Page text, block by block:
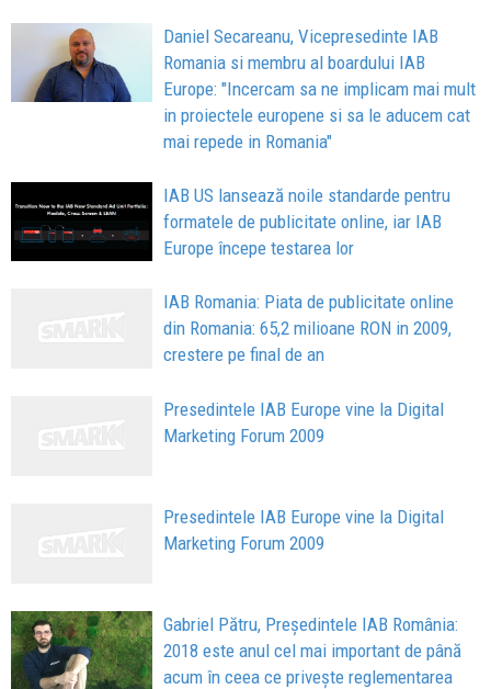
Daniel Secareanu, Vicepresedinte IAB
Romania si membru al boardului IAB
Europe: "Incercam sa ne implicam mai mult
in proiectele europene si sa le aducem cat
mai repede in Romania"
IAB US lansează noile standarde pentru
formatele de publicitate online, iar IAB
Europe începe testarea lor
IAB Romania: Piata de publicitate online
din Romania: 65,2 milioane RON in 2009,
crestere pe final de an
Presedintele IAB Europe vine la Digital
Marketing Forum 2009
Presedintele IAB Europe vine la Digital
Marketing Forum 2009
Gabriel Pătru, Președintele IAB România:
2018 este anul cel mai important de până
acum în ceea ce privește reglementarea